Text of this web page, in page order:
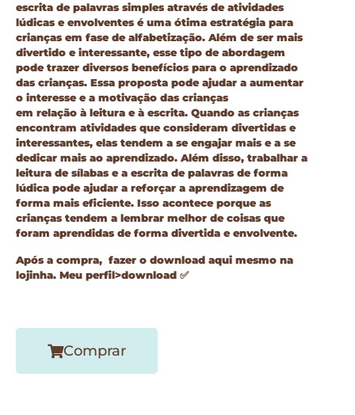
escrita de palavras simples através de atividades
lúdicas e envolventes é uma ótima estratégia para
crianças em fase de alfabetização. Além de ser mais
divertido e interessante, esse tipo de abordagem
pode trazer diversos benefícios para o aprendizado
das crianças. Essa proposta pode ajudar a aumentar
o interesse e a motivação das crianças
em relação à leitura e à escrita. Quando as crianças
encontram atividades que consideram divertidas e
interessantes, elas tendem a se engajar mais e a se
dedicar mais ao aprendizado. Além disso, trabalhar a
leitura de sílabas e a escrita de palavras de forma
lúdica pode ajudar a reforçar a aprendizagem de
forma mais eficiente. Isso acontece porque as
crianças tendem a lembrar melhor de coisas que
foram aprendidas de forma divertida e envolvente.
Após a compra, fazer o download aqui mesmo na
lojinha. Meu perfil>download ✅
Comprar